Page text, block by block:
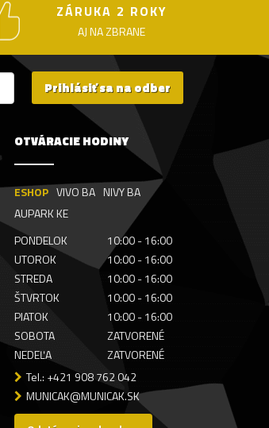
ZÁRUKA 2 ROKY
AJ NA ZBRANE
Prihlásiť sa na odber
OTVÁRACIE HODINY
ESHOP VIVO BA NIVY BA
AUPARK KE
PONDELOK
10:00 - 16:00
UTOROK
10:00 - 16:00
STREDA
10:00 - 16:00
ŠTVRTOK
10:00 - 16:00
PIATOK
10:00 - 16:00
SOBOTA
ZATVORENÉ
NEDEĽA
ZATVORENÉ
Tel.: +421 908 762 042
MUNICAK@MUNICAK.SK